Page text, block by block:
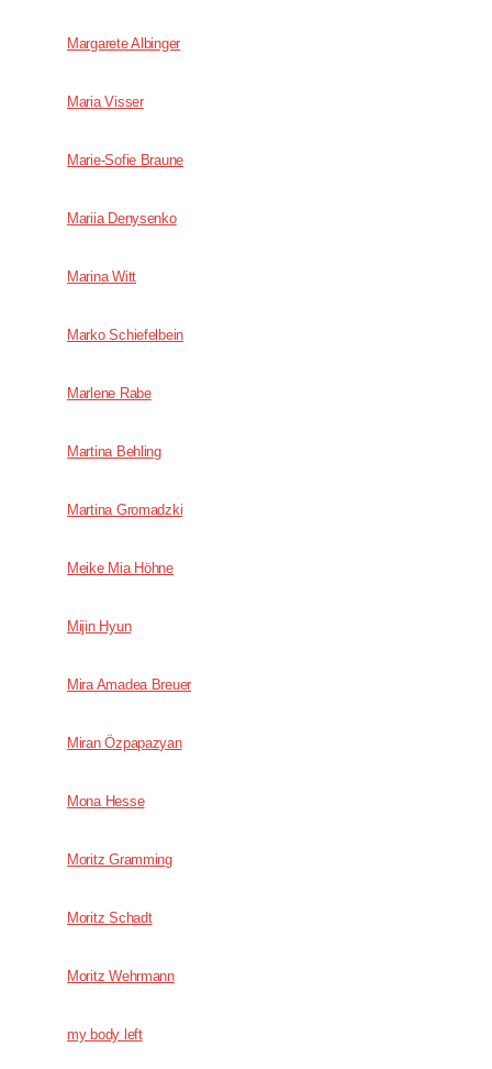
Margarete Albinger
Maria Visser
Marie-Sofie Braune
Mariia Denysenko
Marina Witt
Marko Schiefelbein
Marlene Rabe
Martina Behling
Martina Gromadzki
Meike Mia Höhne
Mijin Hyun
Mira Amadea Breuer
Miran Özpapazyan
Mona Hesse
Moritz Gramming
Moritz Schadt
Moritz Wehrmann
my body left